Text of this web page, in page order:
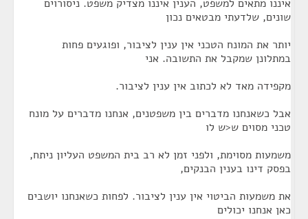
איננו מתאים למשפט, הענין איננו מצדיק משפט. ניסורוים
שונים, שלדעתי מבטאים נכון
יותר את המונח הטכני אין ענין לציבור, ופוגעים פחות
במתלונן שמקבל את התשובה. אני
מקפידה מאד לא לכתוב אין ענין לציבור.
אבל כשאנחנו מדברים בין משפטנים, אנחנו מדברים על מונח
טכני מסוים ש<ש לו
משמעות מסוימת, ולפני זמן לא רב בית המשפט העליון ניתח,
בפסק דינו בענין הבנקים,
את משמעות הביטוי אין ענין לציבור. לפחות כשאנחנו יושבים
כאן אנחנו יכולים